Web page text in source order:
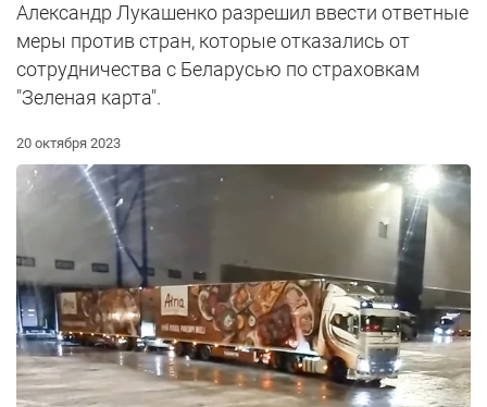
Александр Лукашенко разрешил ввести ответные
меры против стран, которые отказались от
сотрудничества с Беларусью по страховкам
"Зеленая карта".
20 октября 2023